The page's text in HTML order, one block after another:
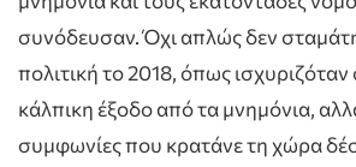
συνόδευσαν. Όχι απλώς δεν
πολιτική το 2018, όπως
κάλπικη έξοδο από τα μνημόνια,
συμφωνίες που κρατάνε τη χώρα